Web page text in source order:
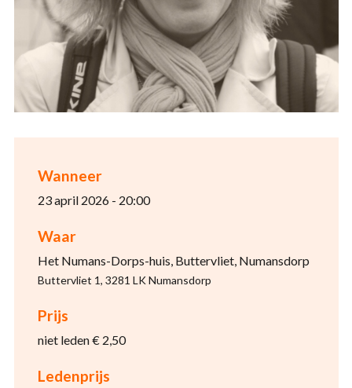
Wanneer
23 april 2026 - 20:00
Waar
Het Numans-Dorps-huis, Buttervliet, Numansdorp
Buttervliet 1, 3281 LK Numansdorp
Prijs
niet leden € 2,50
Ledenprijs